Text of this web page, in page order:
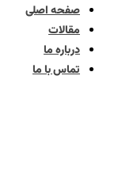
صفحه اصلی
مقالات
درباره ما
تماس با ما